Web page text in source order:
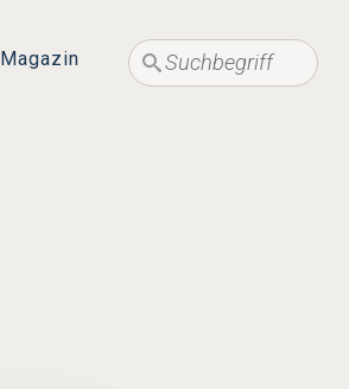
Magazin
Suche
Suche